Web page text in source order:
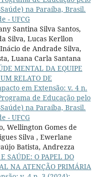
na Paraíba, Brasil.
- UFCG
Santina Silva Santos,
Silva, Lucas Kerllon
de Andrade Silva,
Luana Carla Santana
MENTAL DA EQUIPE
RELATO DE
em Extensão: v. 4 n.
de Educação pelo
na Paraíba, Brasil.
- UFCG
Wellington Gomes de
Silva , Ewerlane
Batista, Andrezza
SAÚDE: O PAPEL DO
NA ATENÇÃO PRIMÁRIA